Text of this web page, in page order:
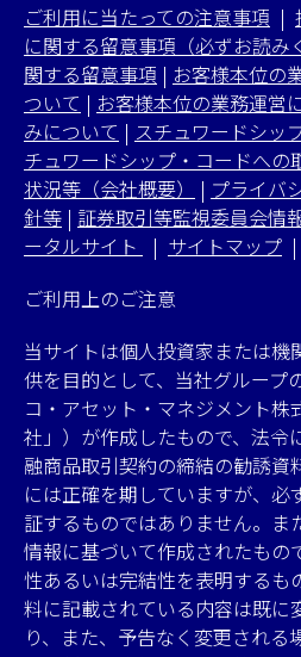
ご利用に当たっての注意事項 |
に関する留意事項（必ずお読み
関する留意事項 | お客様本位の
ついて | お客様本位の業務運営
みについて | スチュワードシッ
チュワードシップ・コードへの
状況等（会社概要）
| プライバ
針等 | 証券取引等監視委員会情
ータルサイト
| サイトマップ |
ご利用上のご注意
当サイトは個人投資家または機
供を目的として、当社グループ
コ・アセット・マネジメント株
社」）が作成したもので、法令
融商品取引契約の締結の勧誘資
には正確を期していますが、
証するものではありません。ま
情報に基づいて作成されたもの
性あるいは完結性を表明するも
料に記載されている内容は既に
り、また、予告なく変更される